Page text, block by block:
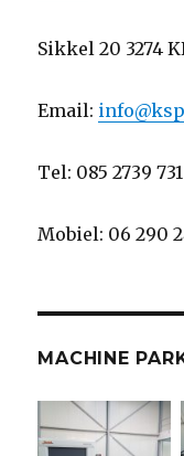
Sikkel 20 3274
Email:
Tel: 085 2739 731
Mobiel: 06 290
MACHINE